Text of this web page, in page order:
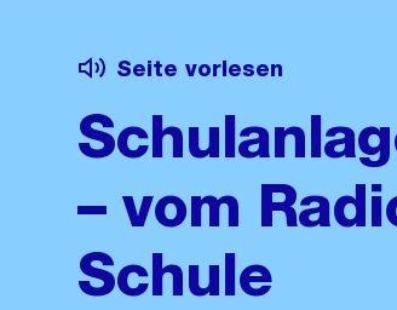
Seite vorlesen
– vom
Schule